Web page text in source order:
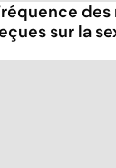
sur la